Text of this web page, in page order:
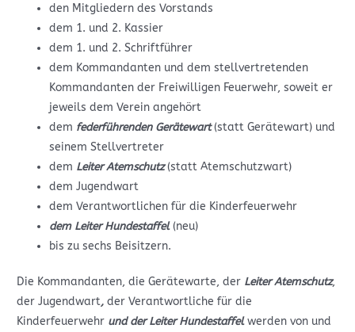
den Mitgliedern des Vorstands
dem 1. und 2. Kassier
dem 1. und 2. Schriftführer
dem Kommandanten und dem stellvertretenden
Kommandanten der Freiwilligen Feuerwehr, soweit er
jeweils dem Verein angehört
dem federführenden Gerätewart(statt Gerätewart) und
seinem Stellvertreter
dem Leiter Atemschutz(statt Atemschutzwart)
dem Jugendwart
dem Verantwortlichen für die Kinderfeuerwehr
dem Leiter Hundestaffel(neu)
bis zu sechs Beisitzern.
Die Kommandanten, die Gerätewarte, der Leiter Atemschutz,
der Jugendwart, der Verantwortliche für die
Kinderfeuerwehr und der Leiter Hundestaffelwerden von und